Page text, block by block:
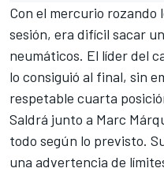
Con el mercurio rozando
sesión, era difícil sacar
neumáticos. El líder del
lo consiguió al final, sin
respetable cuarta
Saldrá junto a Marc
todo según lo previsto.
una advertencia de